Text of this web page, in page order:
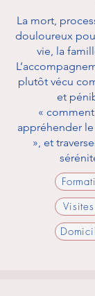
La mort,
douloureux
vie, la
plutôt vécu
et
«
», et
Visites